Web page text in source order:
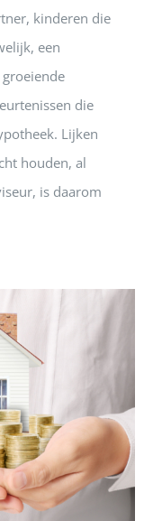
kinderen die
een
die
Lijken
houden, al
is daarom